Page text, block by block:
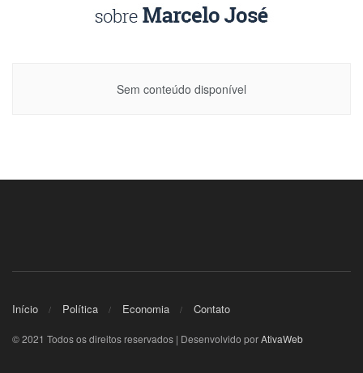
Sem conteúdo disponível
Início Política Economia Contato
© 2021 Todos os direitos reservados | Desenvolvido porAtivaWeb